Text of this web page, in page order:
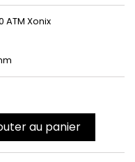
ATM Xonix
au panier